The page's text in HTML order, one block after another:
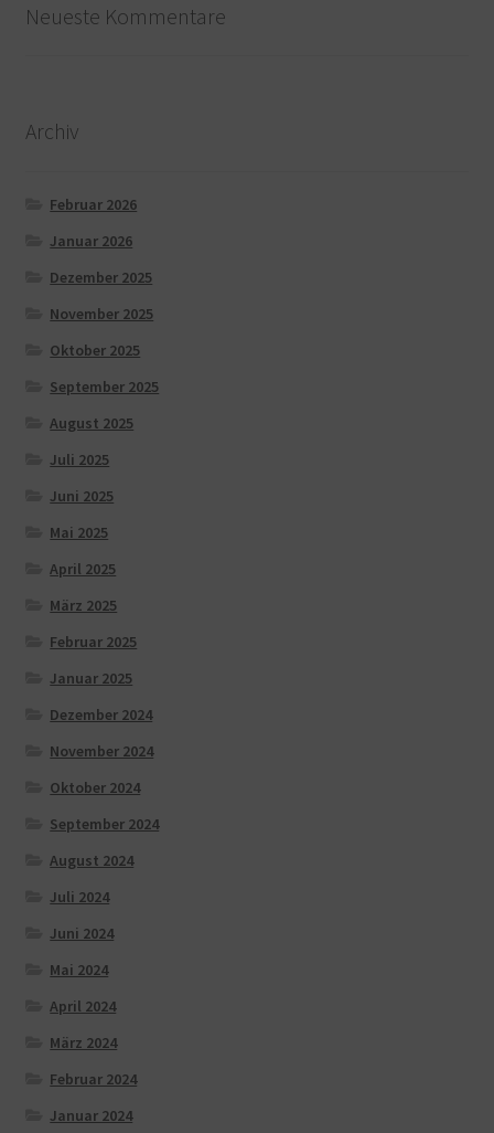
Neueste Kommentare
Archiv
Februar 2026
Januar 2026
Dezember 2025
November 2025
Oktober 2025
September 2025
August 2025
Juli 2025
Juni 2025
Mai 2025
April 2025
März 2025
Februar 2025
Januar 2025
Dezember 2024
November 2024
Oktober 2024
September 2024
August 2024
Juli 2024
Juni 2024
Mai 2024
April 2024
März 2024
Februar 2024
Januar 2024